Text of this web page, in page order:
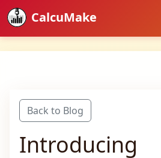
CalcuMake
Back to Blog
Introducing